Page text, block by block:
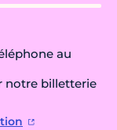
au
notre billetterie